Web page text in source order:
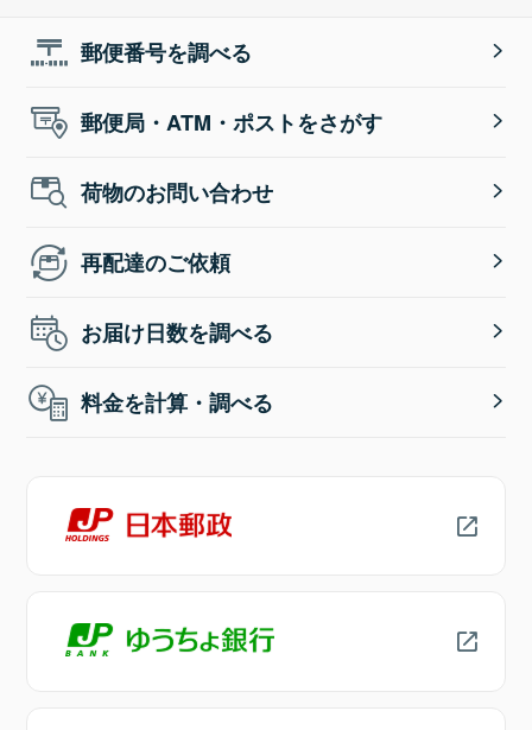
郵便番号を調べる
郵便局・ATM・ポストをさがす
荷物のお問い合わせ
再配達のご依頼
お届け日数を調べる
料金を計算・調べる